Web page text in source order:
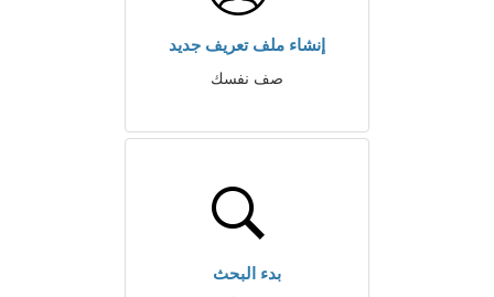
إنشاء ملف تعريف جديد
صف نفسك
بدء البحث